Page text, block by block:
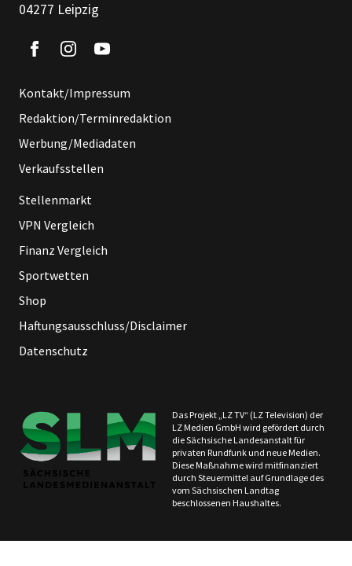
04277 Leipzig
Kontakt/Impressum
Redaktion/Terminredaktion
Werbung/Mediadaten
Verkaufsstellen
Stellenmarkt
VPN Vergleich
Finanz Vergleich
Sportwetten
Shop
Haftungsausschluss/Disclaimer
Datenschutz
Das Projekt „LZ TV“ (LZ Television) der
LZ Medien GmbH wird gefördert durch
die Sächsische Landesanstalt für
privaten Rundfunk und neue Medien.
Diese Maßnahme wird mitfinanziert
durch Steuermittel auf Grundlage des
vom Sächsischen Landtag
beschlossenen Haushaltes.